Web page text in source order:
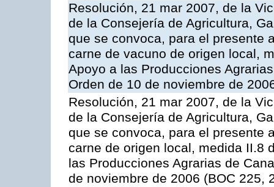
Resolución, 21 mar 2007, de la
de la Consejería de Agricultura,
que se convoca, para el presente
carne de vacuno de origen local,
Apoyo a las Producciones
Orden de 10 de noviembre de
Resolución, 21 mar 2007, de la
de la Consejería de Agricultura,
que se convoca, para el presente
carne de origen local, medida II.8
las Producciones Agrarias de
de noviembre de 2006 (BOC 225,